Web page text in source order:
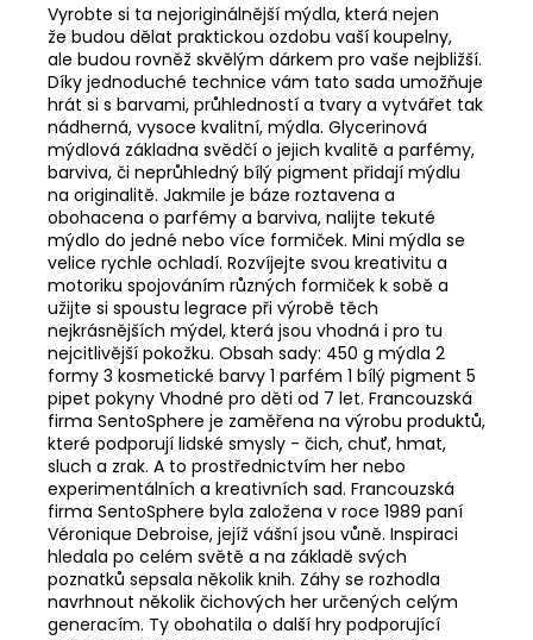
Vyrobte si ta nejoriginálnější mýdla, která nejen
že budou dělat praktickou ozdobu vaší koupelny,
ale budou rovněž skvělým dárkem pro vaše nejbližší.
Díky jednoduché technice vám tato sada umožňuje
hrát si s barvami, průhledností a tvary a vytvářet tak
nádherná, vysoce kvalitní, mýdla. Glycerinová
mýdlová základna svědčí o jejich kvalitě a parfémy,
barviva, či neprůhledný bílý pigment přidají mýdlu
na originalitě. Jakmile je báze roztavena a
obohacena o parfémy a barviva, nalijte tekuté
mýdlo do jedné nebo více formiček. Mini mýdla se
velice rychle ochladí. Rozvíjejte svou kreativitu a
motoriku spojováním různých formiček k sobě a
užijte si spoustu legrace při výrobě těch
nejkrásnějších mýdel, která jsou vhodná i pro tu
nejcitlivější pokožku. Obsah sady: 450 g mýdla 2
formy 3 kosmetické barvy 1 parfém 1 bílý pigment 5
pipet pokyny Vhodné pro děti od 7 let. Francouzská
firma SentoSphere je zaměřena na výrobu produktů,
které podporují lidské smysly - čich, chuť, hmat,
sluch a zrak. A to prostřednictvím her nebo
experimentálních a kreativních sad. Francouzská
firma SentoSphere byla založena v roce 1989 paní
Véronique Debroise, jejíž vášní jsou vůně. Inspiraci
hledala po celém světě a na základě svých
poznatků sepsala několik knih. Záhy se rozhodla
navrhnout několik čichových her určených celým
generacím. Ty obohatila o další hry podporující